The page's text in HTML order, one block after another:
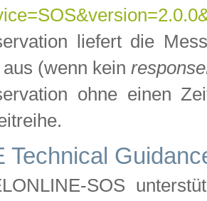
liefert die
(wenn kein
ohne einen
Technical
SOS